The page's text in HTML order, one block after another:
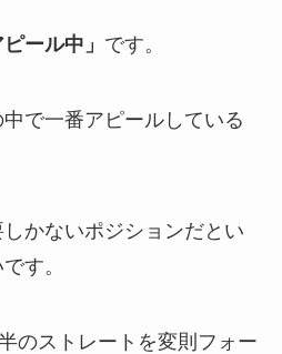
ール中」 です。
で一番アピールしている
かないポジションだとい
す。
のストレートを変則フォー